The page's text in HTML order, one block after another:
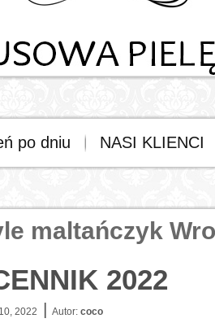
po dniu NASI KLIENCI
maltańczyk
2022
2022 | Autor: coco